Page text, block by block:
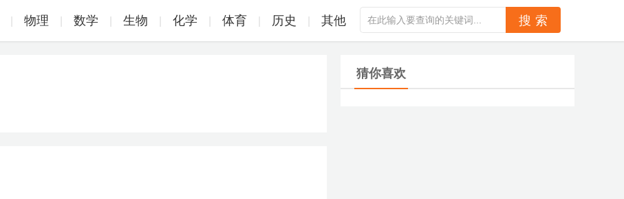
物理 数学 生物 化学 体育 历史 其他
猜你喜欢